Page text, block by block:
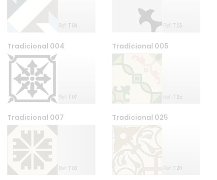
Tradicional 004 Tradicional 005
Tradicional 007 Tradicional 025